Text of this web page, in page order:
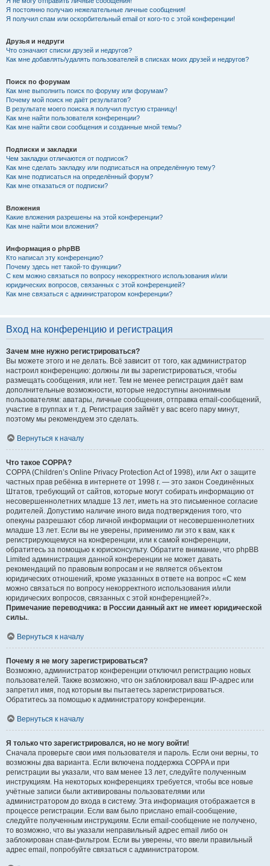
Я постоянно получаю нежелательные личные сообщения!
Я получил спам или оскорбительный email от кого-то с этой конференции!
Друзья и недруги
Что означают списки друзей и недругов?
Как мне добавлять/удалять пользователей в списках моих друзей и недругов?
Поиск по форумам
Как мне выполнить поиск по форуму или форумам?
Почему мой поиск не даёт результатов?
В результате моего поиска я получил пустую страницу!
Как мне найти пользователя конференции?
Как мне найти свои сообщения и созданные мной темы?
Подписки и закладки
Чем закладки отличаются от подписок?
Как мне сделать закладку или подписаться на определённую тему?
Как мне подписаться на определённый форум?
Как мне отказаться от подписки?
Вложения
Какие вложения разрешены на этой конференции?
Как мне найти мои вложения?
Информация о phpBB
Кто написал эту конференцию?
Почему здесь нет такой-то функции?
С кем можно связаться по вопросу некорректного использования и/или
юридических вопросов, связанных с этой конференцией?
Как мне связаться с администратором конференции?
Вход на конференцию и регистрация
Зачем мне нужно регистрироваться?
Вы можете этого и не делать. Всё зависит от того, как администратор
настроил конференцию: должны ли вы зарегистрироваться, чтобы
размещать сообщения, или нет. Тем не менее регистрация даёт вам
дополнительные возможности, которые недоступны анонимным
пользователям: аватары, личные сообщения, отправка email-сообщений,
участие в группах и т. д. Регистрация займёт у вас всего пару минут,
поэтому мы рекомендуем это сделать.
Вернуться к началу
Что такое COPPA?
COPPA (Children’s Online Privacy Protection Act of 1998), или Акт о защите
частных прав ребёнка в интернете от 1998 г. — это закон Соединённых
Штатов, требующий от сайтов, которые могут собирать информацию от
несовершеннолетних младше 13 лет, иметь на это письменное согласие
родителей. Допустимо наличие иного вида подтверждения того, что
опекуны разрешают сбор личной информации от несовершеннолетних
младше 13 лет. Если вы не уверены, применимо ли это к вам, как к
регистрирующемуся на конференции, или к самой конференции,
обратитесь за помощью к юрисконсульту. Обратите внимание, что phpBB
Limited администрация данной конференции не может давать
рекомендаций по правовым вопросам и не является объектом
юридических отношений, кроме указанных в ответе на вопрос «С кем
можно связаться по вопросу некорректного использования и/или
юридических вопросов, связанных с этой конференцией?».
Примечание переводчика: в России данный акт не имеет юридической
силы..
Вернуться к началу
Почему я не могу зарегистрироваться?
Возможно, администратор конференции отключил регистрацию новых
пользователей. Также возможно, что он заблокировал ваш IP-адрес или
запретил имя, под которым вы пытаетесь зарегистрироваться.
Обратитесь за помощью к администратору конференции.
Вернуться к началу
Я только что зарегистрировался, но не могу войти!
Сначала проверьте свои имя пользователя и пароль. Если они верны, то
возможны два варианта. Если включена поддержка COPPA и при
регистрации вы указали, что вам менее 13 лет, следуйте полученным
инструкциям. На некоторых конференциях требуется, чтобы все новые
учётные записи были активированы пользователями или
администратором до входа в систему. Эта информация отображается в
процессе регистрации. Если вам было прислано email-сообщение,
следуйте полученным инструкциям. Если email-сообщение не получено,
то возможно, что вы указали неправильный адрес email либо он
заблокирован спам-фильтром. Если вы уверены, что ввели правильный
адрес email, попробуйте связаться с администратором.